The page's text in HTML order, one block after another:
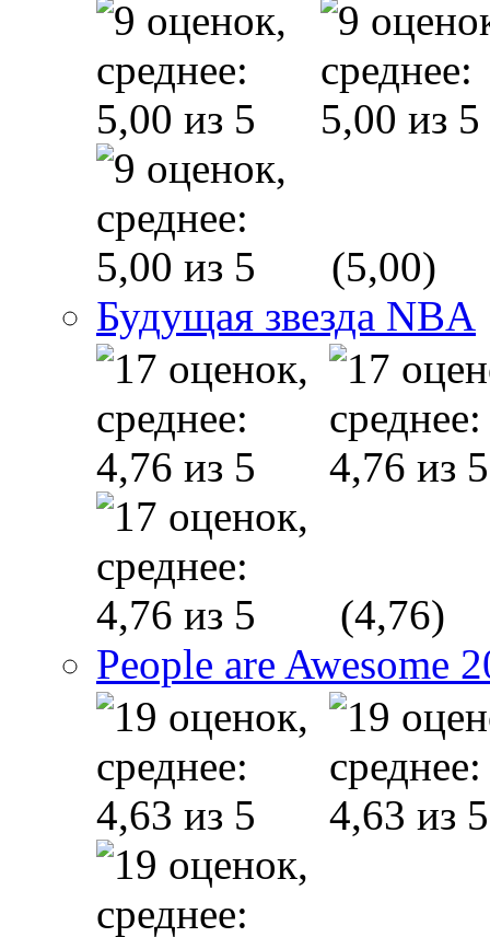
(5,00)
Будущая звезда NBA
(4,76)
People are Awesome